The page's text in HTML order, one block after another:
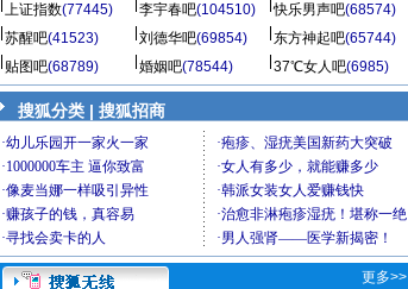
上证指数(77445) 李宇春吧(104510) 快乐男声吧(68574)
苏醒吧(41523) 刘德华吧(69854) 东方神起吧(65744)
贴图吧(68789) 婚姻吧(78544) 37℃女人吧(6985)
搜狐分类 | 搜狐招商
更多>>